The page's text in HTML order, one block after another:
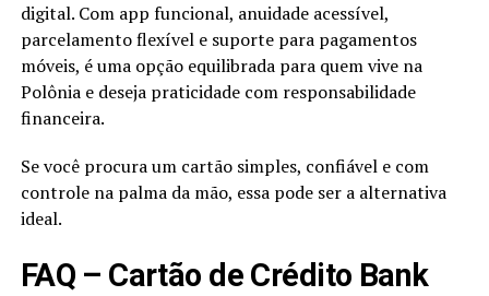
digital. Com app funcional, anuidade acessível,
parcelamento flexível e suporte para pagamentos
móveis, é uma opção equilibrada para quem vive na
Polônia e deseja praticidade com responsabilidade
financeira.
Se você procura um cartão simples, confiável e com
controle na palma da mão, essa pode ser a alternativa
ideal.
FAQ – Cartão de Crédito Bank